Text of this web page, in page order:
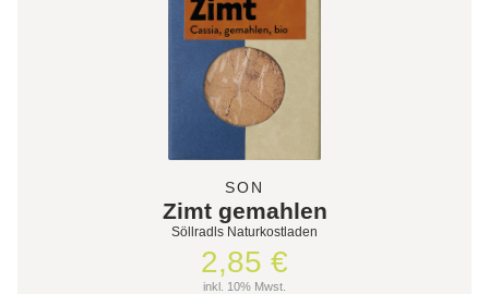
SON
Zimt gemahlen
Söllradls Naturkostladen
2,85 €
inkl. 10% Mwst.